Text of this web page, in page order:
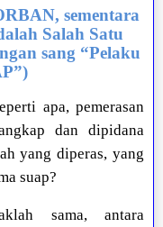
sementara
Salah Satu
sang “Pelaku
apa, pemerasan
dan dipidana
yang diperas, yang
suap?
sama, antara